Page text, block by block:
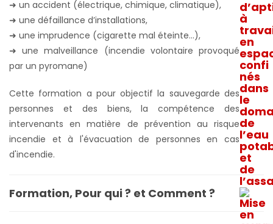
➜ un accident (électrique, chimique, climatique),
➜ une défaillance d’installations,
➜ une imprudence (cigarette mal éteinte...),
➜ une malveillance (incendie volontaire provoqué
par un pyromane)
Cette formation a pour objectif la sauvegarde des
personnes et des biens, la compétence des
intervenants en matière de prévention au risque
incendie et à l'évacuation de personnes en cas
d'incendie.
Formation, Pour qui ? et Comment ?